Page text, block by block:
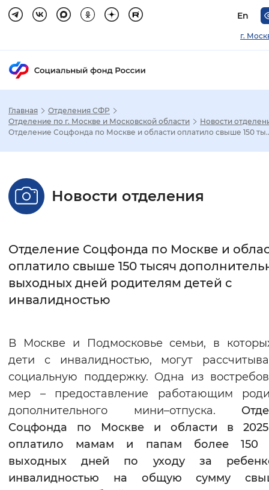
En
г.
Настройка режима отображения
Стандартный Увеличенный
Без засечек
Интервал между буквами
Цвет сайта
Инверсивный
Синий фон
Изображения
Включены Выключены
Звуковой ассистент
Главная
Отделения СФР
Отделение по г. Москве и Московской области
Новости
Отделение Соцфонда по Москве и области оплатило свыше 150
Новости отделения
Отделение Соцфонда по Москве и
оплатило свыше 150 тысяч
выходных дней родителям детей с
инвалидностью
В Москве и Подмосковье семьи, в
дети с инвалидностью, могут
социальную поддержку. Одна из
мер – предоставление работающим
дополнительного мини–отпуска.
Соцфонда по Москве и области в
оплатило мамам и папам более 150
выходных дней по уходу за
инвалидностью на общую сумму